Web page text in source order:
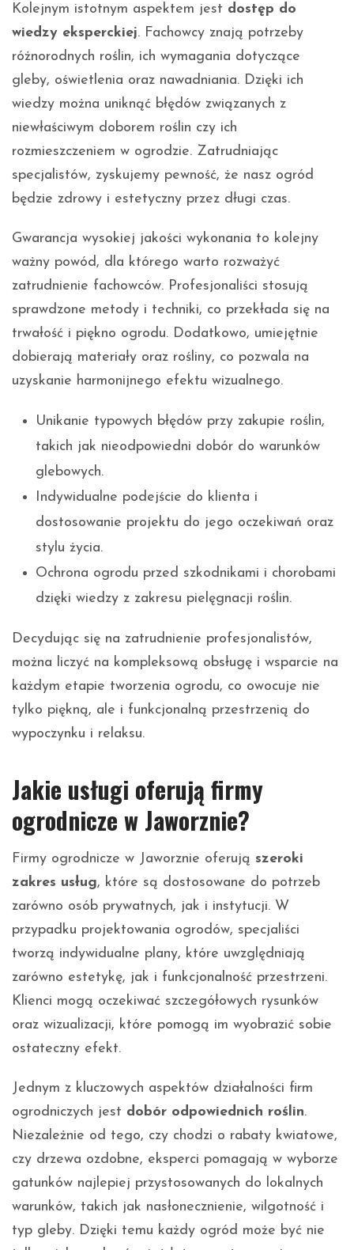
Kolejnym istotnym aspektem jest dostęp do
wiedzy eksperckiej. Fachowcy znają potrzeby
różnorodnych roślin, ich wymagania dotyczące
gleby, oświetlenia oraz nawadniania. Dzięki ich
wiedzy można uniknąć błędów związanych z
niewłaściwym doborem roślin czy ich
rozmieszczeniem w ogrodzie. Zatrudniając
specjalistów, zyskujemy pewność, że nasz ogród
będzie zdrowy i estetyczny przez długi czas.
Gwarancja wysokiej jakości wykonania to kolejny
ważny powód, dla którego warto rozważyć
zatrudnienie fachowców. Profesjonaliści stosują
sprawdzone metody i techniki, co przekłada się na
trwałość i piękno ogrodu. Dodatkowo, umiejętnie
dobierają materiały oraz rośliny, co pozwala na
uzyskanie harmonijnego efektu wizualnego.
Unikanie typowych błędów przy zakupie roślin,
takich jak nieodpowiedni dobór do warunków
glebowych.
Indywidualne podejście do klienta i
dostosowanie projektu do jego oczekiwań oraz
stylu życia.
Ochrona ogrodu przed szkodnikami i chorobami
dzięki wiedzy z zakresu pielęgnacji roślin.
Decydując się na zatrudnienie profesjonalistów,
można liczyć na kompleksową obsługę i wsparcie na
każdym etapie tworzenia ogrodu, co owocuje nie
tylko piękną, ale i funkcjonalną przestrzenią do
wypoczynku i relaksu.
Jakie usługi oferują firmy
ogrodnicze w Jaworznie?
Firmy ogrodnicze w Jaworznie oferują szeroki
zakres usług, które są dostosowane do potrzeb
zarówno osób prywatnych, jak i instytucji. W
przypadku projektowania ogrodów, specjaliści
tworzą indywidualne plany, które uwzględniają
zarówno estetykę, jak i funkcjonalność przestrzeni.
Klienci mogą oczekiwać szczegółowych rysunków
oraz wizualizacji, które pomogą im wyobrazić sobie
ostateczny efekt.
Jednym z kluczowych aspektów działalności firm
ogrodniczych jest dobór odpowiednich roślin.
Niezależnie od tego, czy chodzi o rabaty kwiatowe,
czy drzewa ozdobne, eksperci pomagają w wyborze
gatunków najlepiej przystosowanych do lokalnych
warunków, takich jak nasłonecznienie, wilgotność i
typ gleby. Dzięki temu każdy ogród może być nie